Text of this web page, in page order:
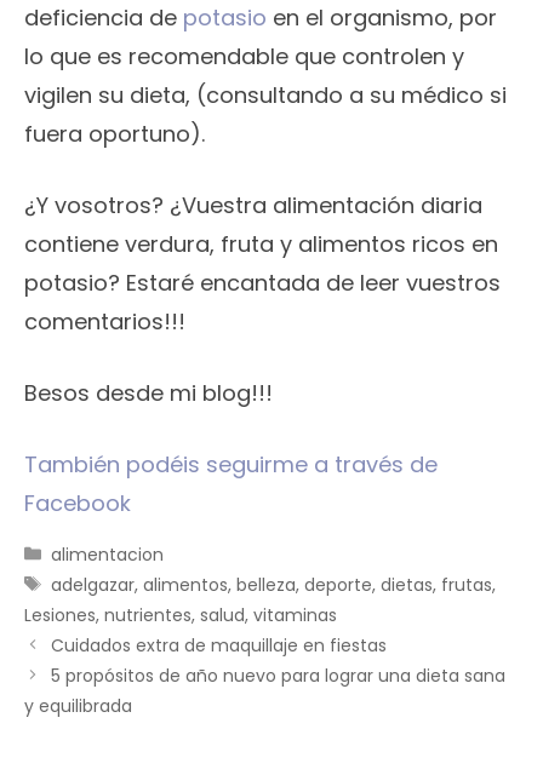
deficiencia de potasio en el organismo, por
lo que es recomendable que controlen y
vigilen su dieta, (consultando a su médico si
fuera oportuno).
¿Y vosotros? ¿Vuestra alimentación diaria
contiene verdura, fruta y alimentos ricos en
potasio? Estaré encantada de leer vuestros
comentarios!!!
Besos desde mi blog!!!
También podéis seguirme a través de
Facebook
Categorías
alimentacion
Etiquetas
adelgazar,alimentos,belleza,deporte,dietas, frutas,
Lesiones, nutrientes, salud, vitaminas
Cuidados extra de maquillaje en fiestas
5 propósitos de año nuevo para lograr una dieta sana
y equilibrada